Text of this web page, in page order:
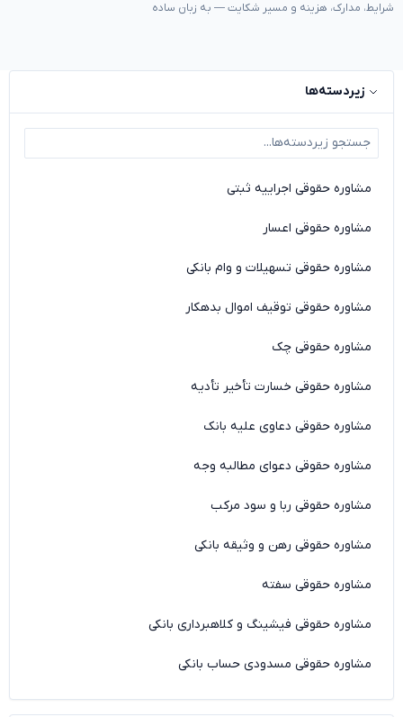
شرایط، مدارک، هزینه و مسیر شکایت — به زبان ساده
زیردسته‌ها
مشاوره حقوقی اجراییه ثبتی
مشاوره حقوقی اعسار
مشاوره حقوقی تسهیلات و وام بانکی
مشاوره حقوقی توقیف اموال بدهکار
مشاوره حقوقی چک
مشاوره حقوقی خسارت تأخیر تأدیه
مشاوره حقوقی دعاوی علیه بانک
مشاوره حقوقی دعوای مطالبه وجه
مشاوره حقوقی ربا و سود مرکب
مشاوره حقوقی رهن و وثیقه بانکی
مشاوره حقوقی سفته
مشاوره حقوقی فیشینگ و کلاهبرداری بانکی
مشاوره حقوقی مسدودی حساب بانکی